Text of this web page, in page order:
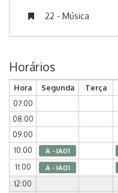
22 - Música
Horários
Hora Segunda Terça
07:00
08:00
09:00
10:00
A - IA01
11:00 A - IA01
12:00